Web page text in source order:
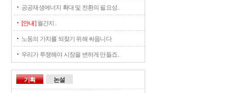
공공재생에너지 확대 및 전환의 필요성..
[안내]월간지..
노동의 가치를 되찾기 위해 싸웁니다
우리가 투쟁해야 시장을 변하게 만들죠..
기획 논설